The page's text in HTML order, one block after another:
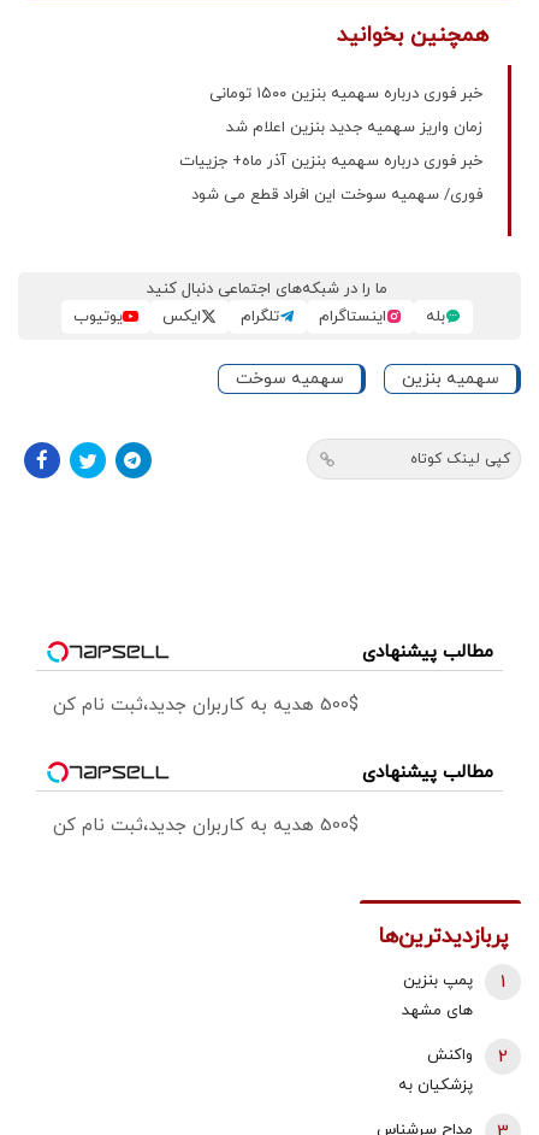
همچنین بخوانید
خبر فوری درباره سهمیه بنزین ۱۵۰۰ تومانی
زمان واریز سهمیه جدید بنزین اعلام شد
خبر فوری درباره سهمیه بنزین آذر ماه+ جزییات
فوری/ سهمیه سوخت‌ این افراد قطع می شود
ما را در شبکه‌های اجتماعی دنبال کنید
بله
اینستاگرام تلگرام ایکس یوتیوب
سهمیه بنزین سهمیه سوخت
کپی لینک کوتاه
مطالب پیشنهادی
500$ هدیه به کاربران جدید،ثبت نام کن
مطالب پیشنهادی
500$ هدیه به کاربران جدید،ثبت نام کن
پربازدیدترین‌ها
پمپ بنزین
های مشهد
1
واکنش
پزشکیان به
2
مداح سرشناس